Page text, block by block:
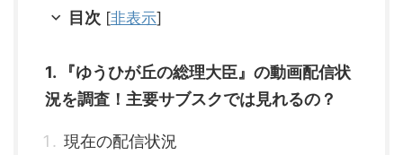
目次 [非表示]
1. 『ゆうひが丘の総理大臣』の動画配信状
況を調査！主要サブスクでは見れるの？
現在の配信状況